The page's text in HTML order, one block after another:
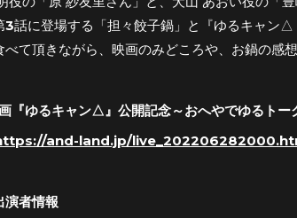
話に登場する「担々餃子鍋」と『ゆるキャン
べて頂きながら、映画のみどころや、お鍋の感
『ゆるキャン△』公開記念～おへやでゆるト
and-land.jp/
演者情報